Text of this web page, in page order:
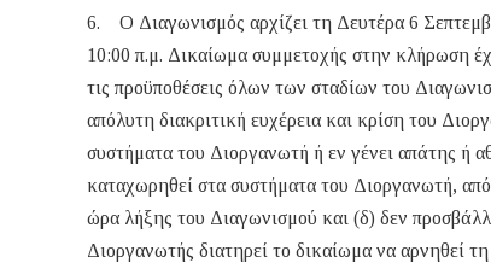
6. Ο Διαγωνισμός αρχίζει τη Δευτέρα 6
10:00 π.μ. Δικαίωμα συμμετοχής στην κλήρωση
τις προϋποθέσεις όλων των σταδίων του
απόλυτη διακριτική ευχέρεια και κρίση του
συστήματα του Διοργανωτή ή εν γένει απάτης ή
καταχωρηθεί στα συστήματα του Διοργανωτή,
ώρα λήξης του Διαγωνισμού και (δ) δεν
Διοργανωτής διατηρεί το δικαίωμα να αρνηθεί